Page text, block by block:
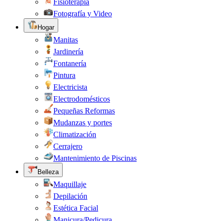
Fotografía y Video
Hogar
Manitas
Jardinería
Fontanería
Pintura
Electricista
Electrodomésticos
Pequeñas Reformas
Mudanzas y portes
Climatización
Cerrajero
Mantenimiento de Piscinas
Belleza
Maquillaje
Depilación
Estética Facial